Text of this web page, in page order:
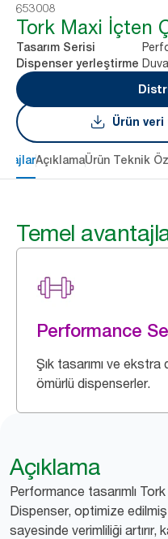
653008
Tork Maxi İçten
Tasarım Serisi
Dispenser yerleştirme
Ürün
AçıklamaÜrün Teknik
Temel
Performance
Şık tasarımı ve ekstra
ömürlü dispenserler.
Açıklama
Performance tasarımlı
Dispenser, optimize
sayesinde verimliliği artırır,